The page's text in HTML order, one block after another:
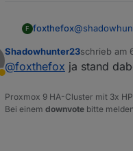
F foxthefox@
@
OK, ich
Abwesend
Shadowhunter23schrieb am
zuletzt
@foxthefox ja stand
Proxmox 9 HA-Cluster mit 3x
Bei einem downvote bitte